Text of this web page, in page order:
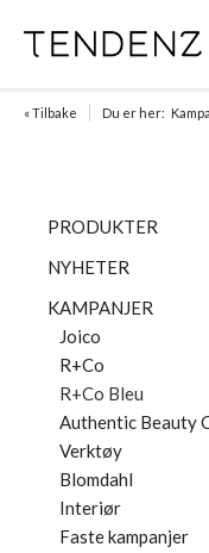
« Tilbake Du er her:
PRODUKTER
NYHETER
KAMPANJER
Joico
R+Co
R+Co Bleu
Authentic Beauty
Verktøy
Blomdahl
Interiør
Faste kampanjer